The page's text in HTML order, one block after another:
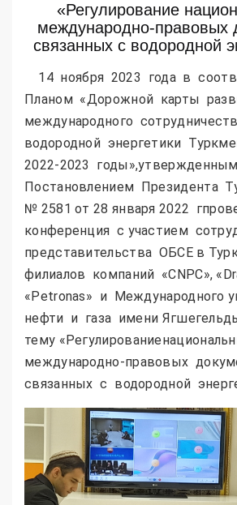
«Регулирование
международно-правовых
связанных с водородной
14 ноября 2023 года в
Планом «Дорожной карты
международного
водородной энергетики
2022-2023 годы»,утвержденным
Постановлением Президента
№ 2581 от 28 января 2022
конференция с участием
представительства ОБСЕ в
филиалов компаний «CNPC»,
«Petronas» и Международного
нефти и газа имени
тему
международно-правовых
связанных с водородной